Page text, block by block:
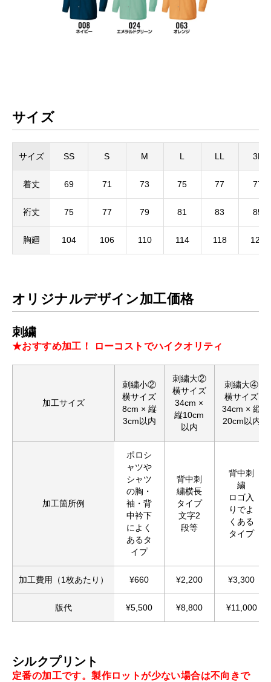
サイズ
サイズ SS S M L LL 3L
着丈 69 71 73 75 77 77
裄丈 75 77 79 81 83 85
胸廻 104 106 110 114 118 122
オリジナルデザイン加工価格
刺繍
★おすすめ加工！ ローコストでハイクオリティ
加工サイズ
刺繍小②
横サイズ
8cm × 縦
3cm以内
刺繍大②
横サイズ
34cm ×
縦10cm
以内
刺繍大④
横サイズ
34cm × 縦
20cm以内
加工箇所例
ポロシ
ャツや
シャツ
の胸・
袖・背
中衿下
によく
あるタ
イプ
背中刺
繍横長
タイプ
文字2
段等
背中刺
繍
ロゴ入
りでよ
くある
タイプ
加工費用（1枚あたり） ¥660 ¥2,200 ¥3,300
版代 ¥5,500 ¥8,800 ¥11,000
シルクプリント
定番の加工です。製作ロットが少ない場合は不向きで